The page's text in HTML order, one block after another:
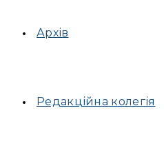
Архів
Редакційна колегія